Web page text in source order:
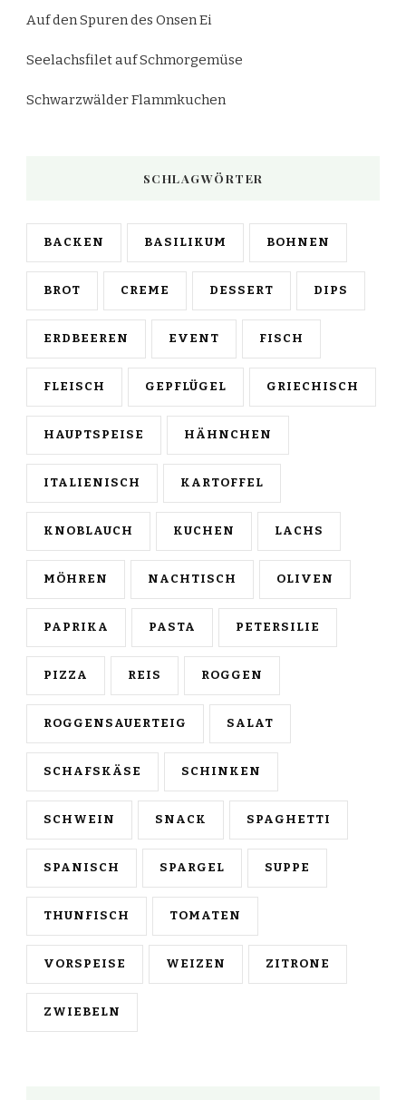
Auf den Spuren des Onsen Ei
Seelachsfilet auf Schmorgemüse
Schwarzwälder Flammkuchen
SCHLAGWÖRTER
BACKEN BASILIKUM BOHNEN
BROT CREME DESSERT DIPS
ERDBEEREN EVENT FISCH
FLEISCH GEPFLÜGEL GRIECHISCH
HAUPTSPEISE HÄHNCHEN
ITALIENISCH KARTOFFEL
KNOBLAUCH KUCHEN LACHS
MÖHREN NACHTISCH OLIVEN
PAPRIKA PASTA PETERSILIE
PIZZA REIS ROGGEN
ROGGENSAUERTEIG SALAT
SCHAFSKÄSE SCHINKEN
SCHWEIN SNACK SPAGHETTI
SPANISCH SPARGEL SUPPE
THUNFISCH TOMATEN
VORSPEISE WEIZEN ZITRONE
ZWIEBELN